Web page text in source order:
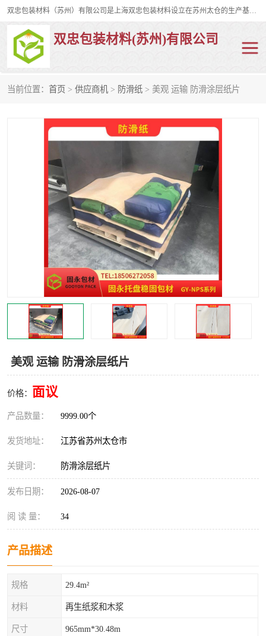
双忠包装材料（苏州）有限公司是上海双忠包装材料设立在苏州太仓的生产基地，占地约2万平米，产品主要有打孔缠绕膜，拉伸蜂窝纸，集装箱充气袋，滑托板，打包带，裹包网兜，防滑纸等箱体和托盘的运输和保护性包材。固永包材®，GooYon Pack®，是我们保护性包装材料的专属品牌。
双忠包装材料(苏州)有限公司
当前位置： 首页 > 供应商机 > 防滑纸 > 美观 运输 防滑涂层纸片
美观 运输 防滑涂层纸片
价格： 面议
产品数量： 9999.00个
发货地址： 江苏省苏州太仓市
关键词： 防滑涂层纸片
发布日期： 2026-08-07
阅 读 量： 34
产品描述
规格 29.4m²
材料 再生纸浆和木浆
尺寸 965mm*30.48m
裹包网兜 纤维打包带
缠绕膜
托盘裹包网兜
托盘捆绑带